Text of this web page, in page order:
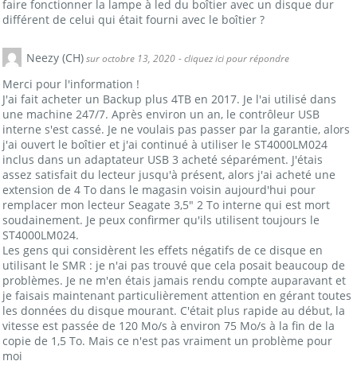
faire fonctionner la lampe à led du boîtier avec un disque dur
différent de celui qui était fourni avec le boîtier ?
Neezy (CH)sur octobre 13, 2020 - cliquez ici pour répondre
Merci pour l'information !
J'ai fait acheter un Backup plus 4TB en 2017. Je l'ai utilisé dans
une machine 247/7. Après environ un an, le contrôleur USB
interne s'est cassé. Je ne voulais pas passer par la garantie, alors
j'ai ouvert le boîtier et j'ai continué à utiliser le ST4000LM024
inclus dans un adaptateur USB 3 acheté séparément. J'étais
assez satisfait du lecteur jusqu'à présent, alors j'ai acheté une
extension de 4 To dans le magasin voisin aujourd'hui pour
remplacer mon lecteur Seagate 3,5" 2 To interne qui est mort
soudainement. Je peux confirmer qu'ils utilisent toujours le
ST4000LM024.
Les gens qui considèrent les effets négatifs de ce disque en
utilisant le SMR : je n'ai pas trouvé que cela posait beaucoup de
problèmes. Je ne m'en étais jamais rendu compte auparavant et
je faisais maintenant particulièrement attention en gérant toutes
les données du disque mourant. C'était plus rapide au début, la
vitesse est passée de 120 Mo/s à environ 75 Mo/s à la fin de la
copie de 1,5 To. Mais ce n'est pas vraiment un problème pour
moi